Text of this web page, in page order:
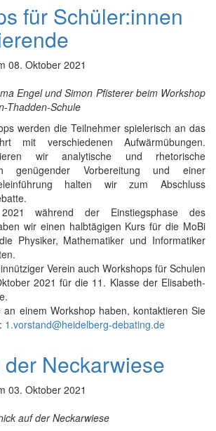
für Schüler:innen
08. Oktober 2021
Engel und Simon Pfisterer beim Workshop
Thadden-Schule
werden die Teilnehmer spielerisch an das
mit verschiedenen Aufwärmübungen.
wir analytische und rhetorische
genügender Vorbereitung und einer
halten wir zum Abschluss
während der Einstiegsphase des
wir einen halbtägigen Kurs für die MoBi
Physiker, Mathematiker und Informatiker
Verein auch Workshops für Schulen
2021 für die 11. Klasse der Elisabeth-
einem Workshop haben, kontaktieren Sie
1.vorstand@heidelberg-debating.de
Neckarwiese
03. Oktober 2021
auf der Neckarwiese